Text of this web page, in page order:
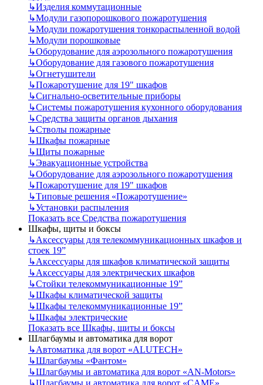
↳Изделия коммутационные
↳Модули газопорошкового пожаротушения
↳Модули пожаротушения тонкораспыленной водой
↳Модули порошковые
↳Оборудование для аэрозольного пожаротушения
↳Оборудование для газового пожаротушения
↳Огнетушители
↳Пожаротушение для 19" шкафов
↳Сигнально-осветительные приборы
↳Системы пожаротушения кухонного оборудования
↳Средства защиты органов дыхания
↳Стволы пожарные
↳Шкафы пожарные
↳Щиты пожарные
↳Эвакуационные устройства
↳Оборудование для аэрозольного пожаротушения
↳Пожаротушение для 19" шкафов
↳Типовые решения «Пожаротушение»
↳Установки распыления
Показать все Средства пожаротушения
Шкафы, щиты и боксы
↳Аксессуары для телекоммуникационных шкафов и
стоек 19”
↳Аксессуары для шкафов климатической защиты
↳Аксессуары для электрических шкафов
↳Стойки телекоммуникационные 19”
↳Шкафы климатической защиты
↳Шкафы телекоммуникационные 19”
↳Шкафы электрические
Показать все Шкафы, щиты и боксы
Шлагбаумы и автоматика для ворот
↳Автоматика для ворот «ALUTECH»
↳Шлагбаумы «Фантом»
↳Шлагбаумы и автоматика для ворот «AN-Motors»
↳Шлагбаумы и автоматика для ворот «CAME»